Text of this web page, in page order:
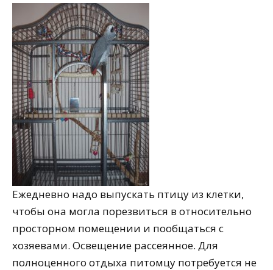
Ежедневно надо выпускать птицу из клетки,
чтобы она могла порезвиться в относительно
просторном помещении и пообщаться с
хозяевами. Освещение рассеянное. Для
полноценного отдыха питомцу потребуется не